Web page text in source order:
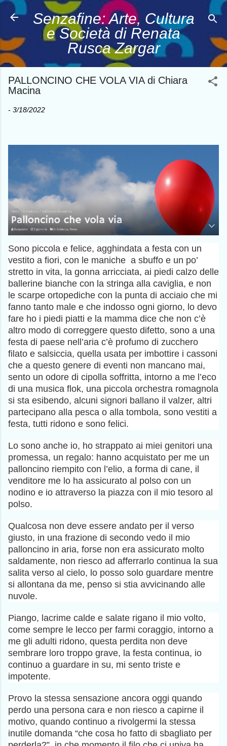
Passa ai contenuti principali
Senzafine: Arte, Cultura
e Società di Renata
Rusca Zargar
PALLONCINO CHE VOLA VIA di Chiara
Macina
- 3/18/2022
Sono piccola e felice, agghindata a festa con un
vestito a fiori, con le maniche a sbuffo e un po’
stretto in vita, la gonna arricciata, ai piedi calzo delle
ballerine bianche con la stringa alla caviglia, e non
le scarpe ortopediche con la punta di acciaio che mi
fanno tanto male e che indosso ogni giorno, lo devo
fare ho i piedi piatti e la mamma dice che non c’è
altro modo di correggere questo difetto, sono a una
festa di paese nell’aria c’è profumo di zucchero
filato e salsiccia, quella usata per imbottire i cassoni
che a questo genere di eventi non mancano mai,
sento un odore di cipolla soffritta, intorno a me l’eco
di una musica flok, una piccola orchestra romagnola
si sta esibendo, alcuni signori ballano il valzer, altri
partecipano alla pesca o alla tombola, sono vestiti a
festa, tutti ridono e sono felici.
Lo sono anche io, ho strappato ai miei genitori una
promessa, un regalo: hanno acquistato per me un
palloncino riempito con l’elio, a forma di cane, il
venditore me lo ha assicurato al polso con un
nodino e io attraverso la piazza con il mio tesoro al
polso.
Qualcosa non deve essere andato per il verso
giusto, in una frazione di secondo vedo il mio
palloncino in aria, forse non era assicurato molto
saldamente, non riesco ad afferrarlo continua la sua
salita verso al cielo, lo posso solo guardare mentre
si allontana da me, penso si stia avvicinando alle
nuvole.
Piango, lacrime calde e salate rigano il mio volto,
come sempre le lecco per farmi coraggio, intorno a
me gli adulti ridono, questa perdita non deve
sembrare loro troppo grave, la festa continua, io
continuo a guardare in su, mi sento triste e
impotente.
Provo la stessa sensazione ancora oggi quando
perdo una persona cara e non riesco a capirne il
motivo, quando continuo a rivolgermi la stessa
inutile domanda “che cosa ho fatto di sbagliato per